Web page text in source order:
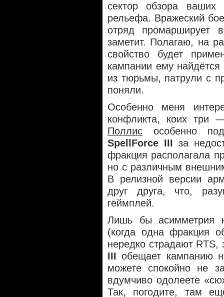
сектор обзора
рельефа. Вражеский
отряд
заметит. Полагаю, на
свойство будет
кампании ему
из тюрьмы, патрули с
поняли.
Особенно меня
конфликта, коих три
Поллис особенно
SpellForce III за
фракция располагала
но с различным
В релизной версии
друг друга, что,
геймплей.
Лишь бы асимметрия
(когда одна фракция
нередко страдают
III обещает кампанию
можете спокойно не
вдумчиво одолеете
Так, погодите, там